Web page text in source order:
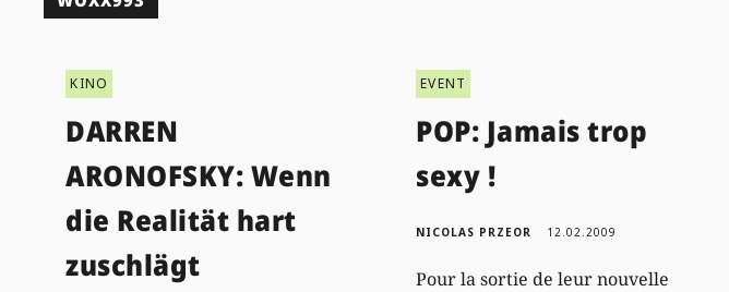
KINO
DARREN
ARONOFSKY: Wenn
die Realität hart
zuschlägt
EVENT
POP: Jamais trop
sexy !
NICOLAS PRZEOR 12.02.2009
Pour la sortie de leur nouvelle